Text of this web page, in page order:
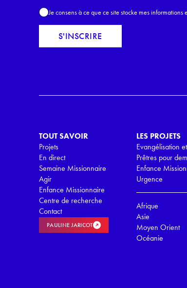
E
m
i
A
c
P
Je consens à ce que ce site stocke mes
S'INSCRIRE
TOUT SAVOIR
Projets
En direct
Semaine Missionnaire
Agir
Enfance Missionnaire
Centre de recherche
Contact
PAULINE JARICOT
LES PROJETS
Evangélisation
Prêtres pour
Enfance
Urgence
Afrique
Asie
Moyen Orient
Océanie